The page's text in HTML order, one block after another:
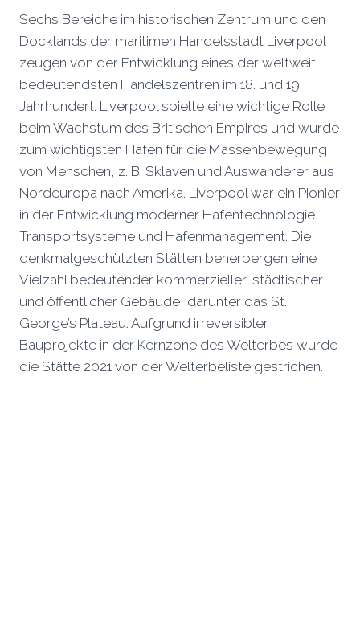
Sechs Bereiche im historischen Zentrum und den
Docklands der maritimen Handelsstadt Liverpool
zeugen von der Entwicklung eines der weltweit
bedeutendsten Handelszentren im 18. und 19.
Jahrhundert. Liverpool spielte eine wichtige Rolle
beim Wachstum des Britischen Empires und wurde
zum wichtigsten Hafen für die Massenbewegung
von Menschen, z. B. Sklaven und Auswanderer aus
Nordeuropa nach Amerika. Liverpool war ein Pionier
in der Entwicklung moderner Hafentechnologie,
Transportsysteme und Hafenmanagement. Die
denkmalgeschützten Stätten beherbergen eine
Vielzahl bedeutender kommerzieller, städtischer
und öffentlicher Gebäude, darunter das St.
George’s Plateau. Aufgrund irreversibler
Bauprojekte in der Kernzone des Welterbes wurde
die Stätte 2021 von der Welterbeliste gestrichen.